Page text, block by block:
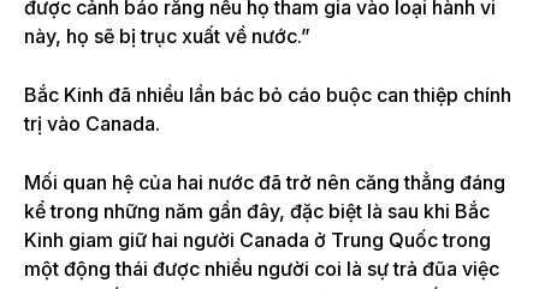
được cảnh báo rằng nếu họ tham gia vào loại hành vi
này, họ sẽ bị trục xuất về nước.”
Bắc Kinh đã nhiều lần bác bỏ cáo buộc can thiệp chính
trị vào Canada.
Mối quan hệ của hai nước đã trở nên căng thẳng đáng
kể trong những năm gần đây, đặc biệt là sau khi Bắc
Kinh giam giữ hai người Canada ở Trung Quốc trong
một động thái được nhiều người coi là sự trả đũa việc